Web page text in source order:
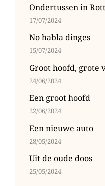
Ondertussen in
17/07/2024
No habla dinges
15/07/2024
Groot hoofd, grote
24/06/2024
Een groot hoofd
22/06/2024
Een nieuwe auto
28/05/2024
Uit de oude doos
25/05/2024